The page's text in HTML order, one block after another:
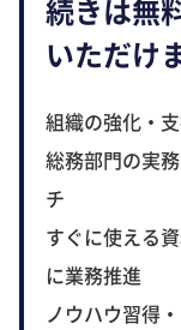
続きは無
いただけ
組織の強化・
総務部門の実
チ
すぐに使える
に業務推進
ノウハウ習得